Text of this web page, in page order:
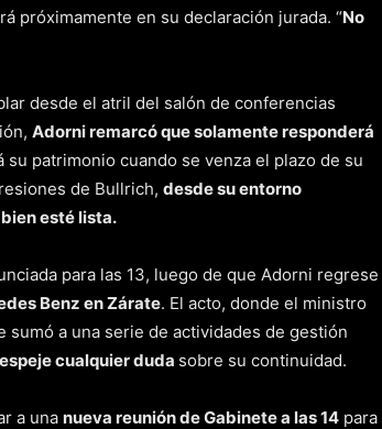
próximamente en su declaración jurada. “No
desde el atril del salón de conferencias
Adorni remarcó que solamente responderá
su patrimonio cuando se venza el plazo de su
de Bullrich, desde su entorno
esté lista.
para las 13, luego de que Adorni regrese
Benz en Zárate. El acto, donde el ministro
a una serie de actividades de gestión
cualquier duda sobre su continuidad.
a una nueva reunión de Gabinete a las 14 para